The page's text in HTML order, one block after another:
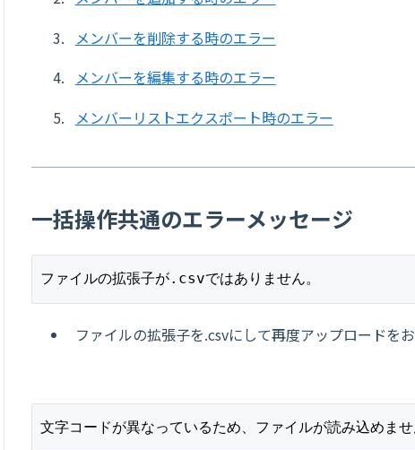
メンバーを削除する時のエラー
メンバーを編集する時のエラー
メンバーリストエクスポート時のエラー
一括操作共通のエラーメッセージ
ファイルの拡張子が.csvではありません。
ファイルの拡張子を.csvにして再度アップロードをお
文字コードが異なっているため、ファイルが読み込めませ